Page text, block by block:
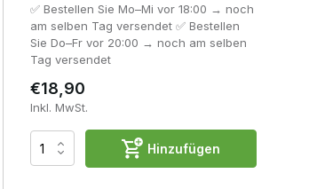
✅ Bestellen Sie Mo–Mi vor 18:00 → noch
am selben Tag versendet ✅ Bestellen
Sie Do–Fr vor 20:00 → noch am selben
Tag versendet
€18,90
Inkl. MwSt.
Hinzufügen